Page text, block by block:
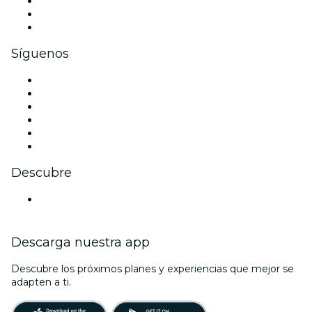
Síguenos
Descubre
Descarga nuestra app
Descubre los próximos planes y experiencias que mejor se
adapten a ti.